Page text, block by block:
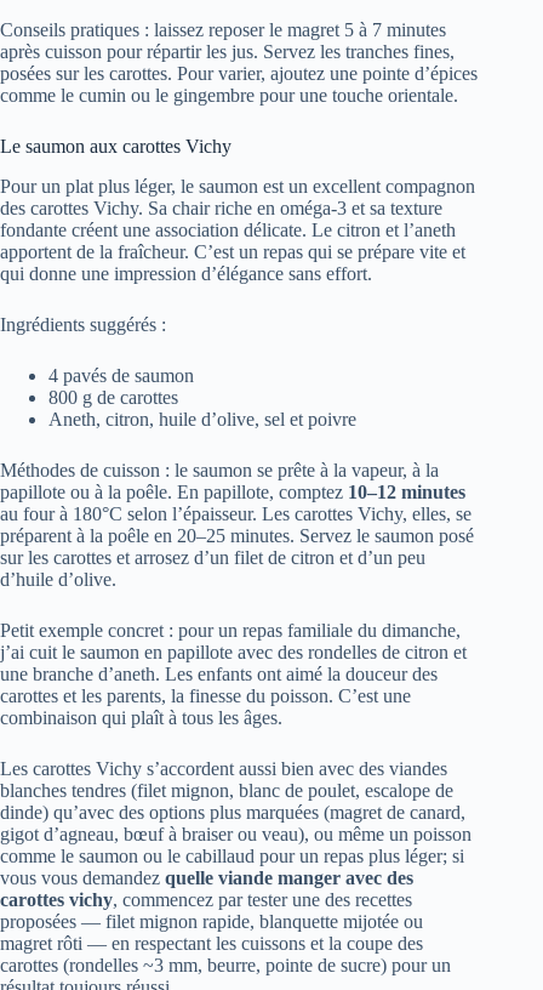
Conseils pratiques : laissez reposer le magret 5 à 7 minutes
après cuisson pour répartir les jus. Servez les tranches fines,
posées sur les carottes. Pour varier, ajoutez une pointe d’épices
comme le cumin ou le gingembre pour une touche orientale.
Le saumon aux carottes Vichy
Pour un plat plus léger, le saumon est un excellent compagnon
des carottes Vichy. Sa chair riche en oméga-3 et sa texture
fondante créent une association délicate. Le citron et l’aneth
apportent de la fraîcheur. C’est un repas qui se prépare vite et
qui donne une impression d’élégance sans effort.
Ingrédients suggérés :
4 pavés de saumon
800 g de carottes
Aneth, citron, huile d’olive, sel et poivre
Méthodes de cuisson : le saumon se prête à la vapeur, à la
papillote ou à la poêle. En papillote, comptez 10–12 minutes
au four à 180°C selon l’épaisseur. Les carottes Vichy, elles, se
préparent à la poêle en 20–25 minutes. Servez le saumon posé
sur les carottes et arrosez d’un filet de citron et d’un peu
d’huile d’olive.
Petit exemple concret : pour un repas familiale du dimanche,
j’ai cuit le saumon en papillote avec des rondelles de citron et
une branche d’aneth. Les enfants ont aimé la douceur des
carottes et les parents, la finesse du poisson. C’est une
combinaison qui plaît à tous les âges.
Les carottes Vichy s’accordent aussi bien avec des viandes
blanches tendres (filet mignon, blanc de poulet, escalope de
dinde) qu’avec des options plus marquées (magret de canard,
gigot d’agneau, bœuf à braiser ou veau), ou même un poisson
comme le saumon ou le cabillaud pour un repas plus léger; si
vous vous demandez quelle viande manger avec des
carottes vichy, commencez par tester une des recettes
proposées — filet mignon rapide, blanquette mijotée ou
magret rôti — en respectant les cuissons et la coupe des
carottes (rondelles ~3 mm, beurre, pointe de sucre) pour un